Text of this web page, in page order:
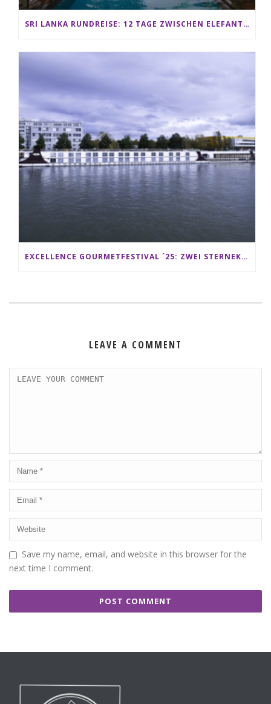
SRI LANKA RUNDREISE: 12 TAGE ZWISCHEN ELEFANTEN, TEEPLANTAGEN & STRAND ALS FAMILIE
EXCELLENCE GOURMETFESTIVAL ´25: ZWEI STERNEKÖCHE ANTONIO GUIDA & DARIO MORESCO VERWÖHNEN IHRE GÄSTE AUF EINER LUXERIÖSEN SCHIFFSREISE
LEAVE A COMMENT
Save my name, email, and website in this browser for the
next time I comment.